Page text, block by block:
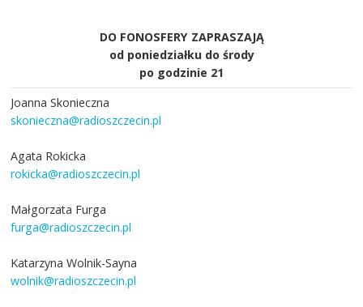
DO FONOSFERY ZAPRASZAJĄ
od poniedziałku do środy
po godzinie 21
Joanna Skonieczna
skonieczna@radioszczecin.pl
Agata Rokicka
rokicka@radioszczecin.pl
Małgorzata Furga
furga@radioszczecin.pl
Katarzyna Wolnik-Sayna
wolnik@radioszczecin.pl